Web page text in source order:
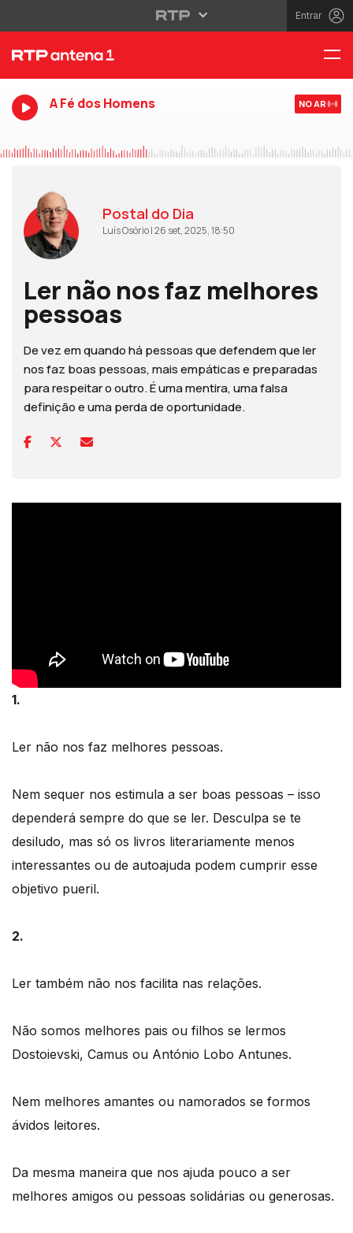
Entrar
A Fé dos Homens NO AR
Postal do Dia
Luís Osório | 26 set, 2025, 18:50
Ler não nos faz melhores
pessoas
De vez em quando há pessoas que defendem que ler
nos faz boas pessoas, mais empáticas e preparadas
para respeitar o outro. É uma mentira, uma falsa
definição e uma perda de oportunidade.
1.
Ler não nos faz melhores pessoas.
Nem sequer nos estimula a ser boas pessoas – isso
dependerá sempre do que se ler. Desculpa se te
desiludo, mas só os livros literariamente menos
interessantes ou de autoajuda podem cumprir esse
objetivo pueril.
2.
Ler também não nos facilita nas relações.
Não somos melhores pais ou filhos se lermos
Dostoievski, Camus ou António Lobo Antunes.
Nem melhores amantes ou namorados se formos
ávidos leitores.
Da mesma maneira que nos ajuda pouco a ser
melhores amigos ou pessoas solidárias ou generosas.